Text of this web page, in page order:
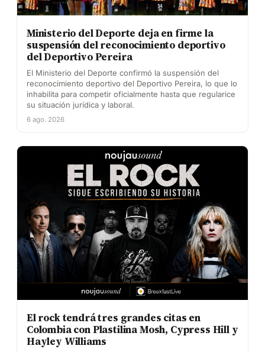
Ministerio del Deporte deja en firme la
suspensión del reconocimiento deportivo
del Deportivo Pereira
El Ministerio del Deporte confirmó la suspensión del
reconocimiento deportivo del Deportivo Pereira, lo que lo
inhabilita para competir oficialmente hasta que regularice
su situación jurídica y laboral.
6 ago. 2026
El rock tendrá tres grandes citas en
Colombia con Plastilina Mosh, Cypress Hill y
Hayley Williams